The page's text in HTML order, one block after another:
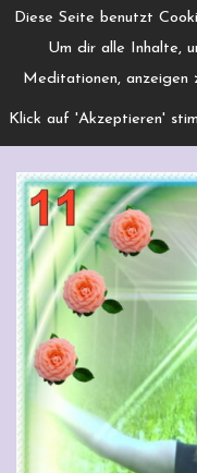
Diese Seite benutzt
Um dir alle Inhalte,
Meditationen, anzeigen
Klick auf 'Akzeptieren'
Direkt zum Seiteninhalt
Menü
Karo9